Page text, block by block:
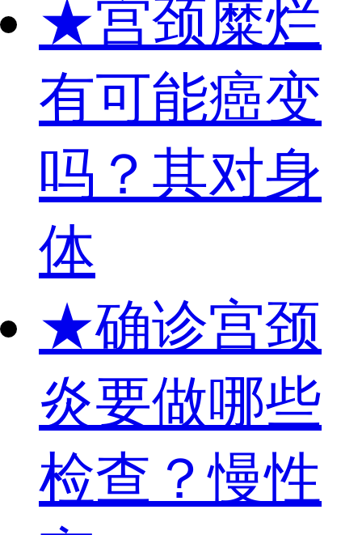
★宫颈糜烂
有可能癌变
吗？其对身
体
★确诊宫颈
炎要做哪些
检查？慢性